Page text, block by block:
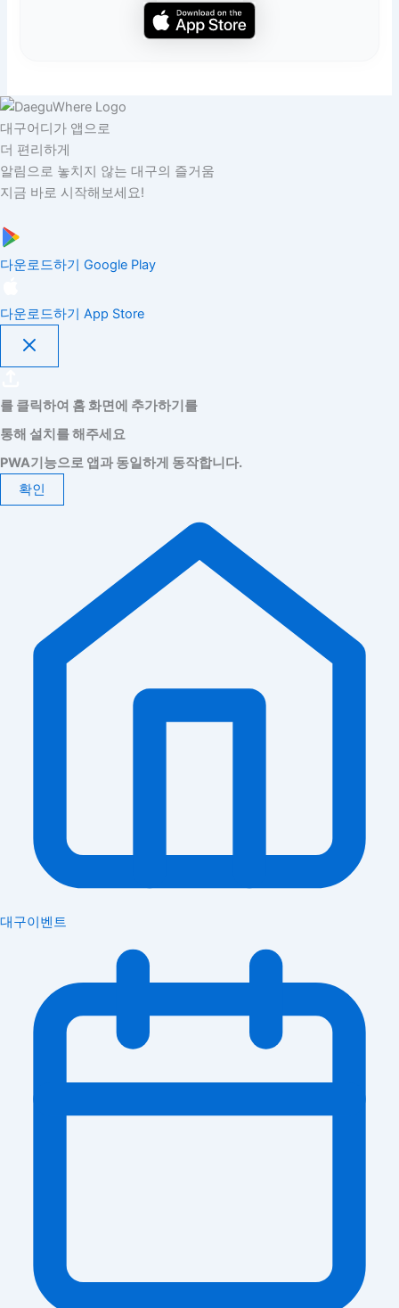
대구어디가 앱으로
더 편리하게
알림으로 놓치지 않는 대구의 즐거움
지금 바로 시작해보세요!
다운로드하기 Google Play
다운로드하기 App Store
를 클릭하여 홈 화면에 추가하기를
통해 설치를 해주세요
PWA기능으로 앱과 동일하게 동작합니다.
확인
대구이벤트